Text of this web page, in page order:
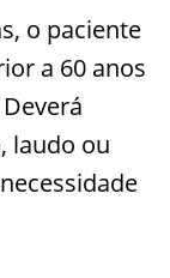
o paciente
a 60 anos
laudo ou